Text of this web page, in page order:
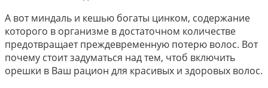
А вот миндаль и кешью богаты цинком, содержание
которого в организме в достаточном количестве
предотвращает преждевременную потерю волос. Вот
почему стоит задуматься над тем, чтоб включить
орешки в Ваш рацион для красивых и здоровых волос.